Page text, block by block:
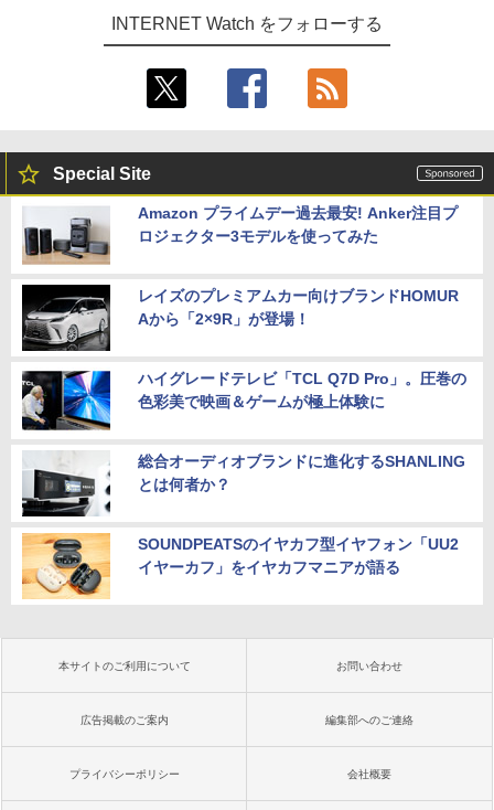
INTERNET Watch をフォローする
Special Site
Amazon プライムデー過去最安! Anker注目プ
ロジェクター3モデルを使ってみた
レイズのプレミアムカー向けブランドHOMUR
Aから「2×9R」が登場！
ハイグレードテレビ「TCL Q7D Pro」。圧巻の
色彩美で映画＆ゲームが極上体験に
総合オーディオブランドに進化するSHANLING
とは何者か？
SOUNDPEATSのイヤカフ型イヤフォン「UU2
イヤーカフ」をイヤカフマニアが語る
本サイトのご利用について お問い合わせ
広告掲載のご案内 編集部へのご連絡
プライバシーポリシー 会社概要